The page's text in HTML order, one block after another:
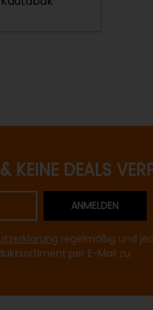
KEINE DEALS
regelmäßig und
per E-Mail zu.
ANMELDEN